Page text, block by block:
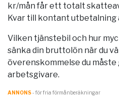
kr/mån får ett totalt
Kvar till kontant utbetalning
Vilken tjänstebil och hur
sänka din bruttolön när du
överenskommelse du måste
arbetsgivare.
ANNONS- för fria förmånberäkningar